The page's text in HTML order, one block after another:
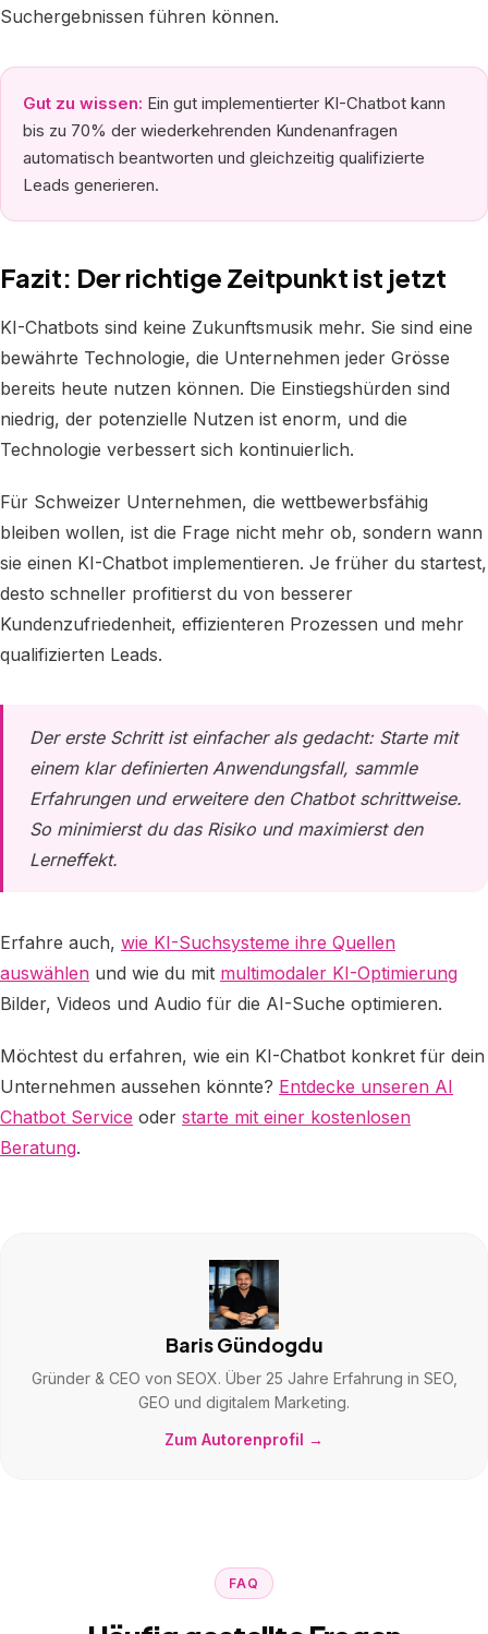
Suchergebnissen führen können.
Gut zu wissen: Ein gut implementierter KI-Chatbot kann
bis zu 70% der wiederkehrenden Kundenanfragen
automatisch beantworten und gleichzeitig qualifizierte
Leads generieren.
Fazit: Der richtige Zeitpunkt ist jetzt
KI-Chatbots sind keine Zukunftsmusik mehr. Sie sind eine
bewährte Technologie, die Unternehmen jeder Grösse
bereits heute nutzen können. Die Einstiegshürden sind
niedrig, der potenzielle Nutzen ist enorm, und die
Technologie verbessert sich kontinuierlich.
Für Schweizer Unternehmen, die wettbewerbsfähig
bleiben wollen, ist die Frage nicht mehr ob, sondern wann
sie einen KI-Chatbot implementieren. Je früher du startest,
desto schneller profitierst du von besserer
Kundenzufriedenheit, effizienteren Prozessen und mehr
qualifizierten Leads.
Der erste Schritt ist einfacher als gedacht: Starte mit
einem klar definierten Anwendungsfall, sammle
Erfahrungen und erweitere den Chatbot schrittweise.
So minimierst du das Risiko und maximierst den
Lerneffekt.
Erfahre auch, wie KI-Suchsysteme ihre Quellen
auswählen und wie du mit multimodaler KI-Optimierung
Bilder, Videos und Audio für die AI-Suche optimieren.
Möchtest du erfahren, wie ein KI-Chatbot konkret für dein
Unternehmen aussehen könnte? Entdecke unseren AI
Chatbot Service oder starte mit einer kostenlosen
Beratung.
Baris Gündogdu
Gründer & CEO von SEOX. Über 25 Jahre Erfahrung in SEO,
GEO und digitalem Marketing.
Zum Autorenprofil →
FAQ